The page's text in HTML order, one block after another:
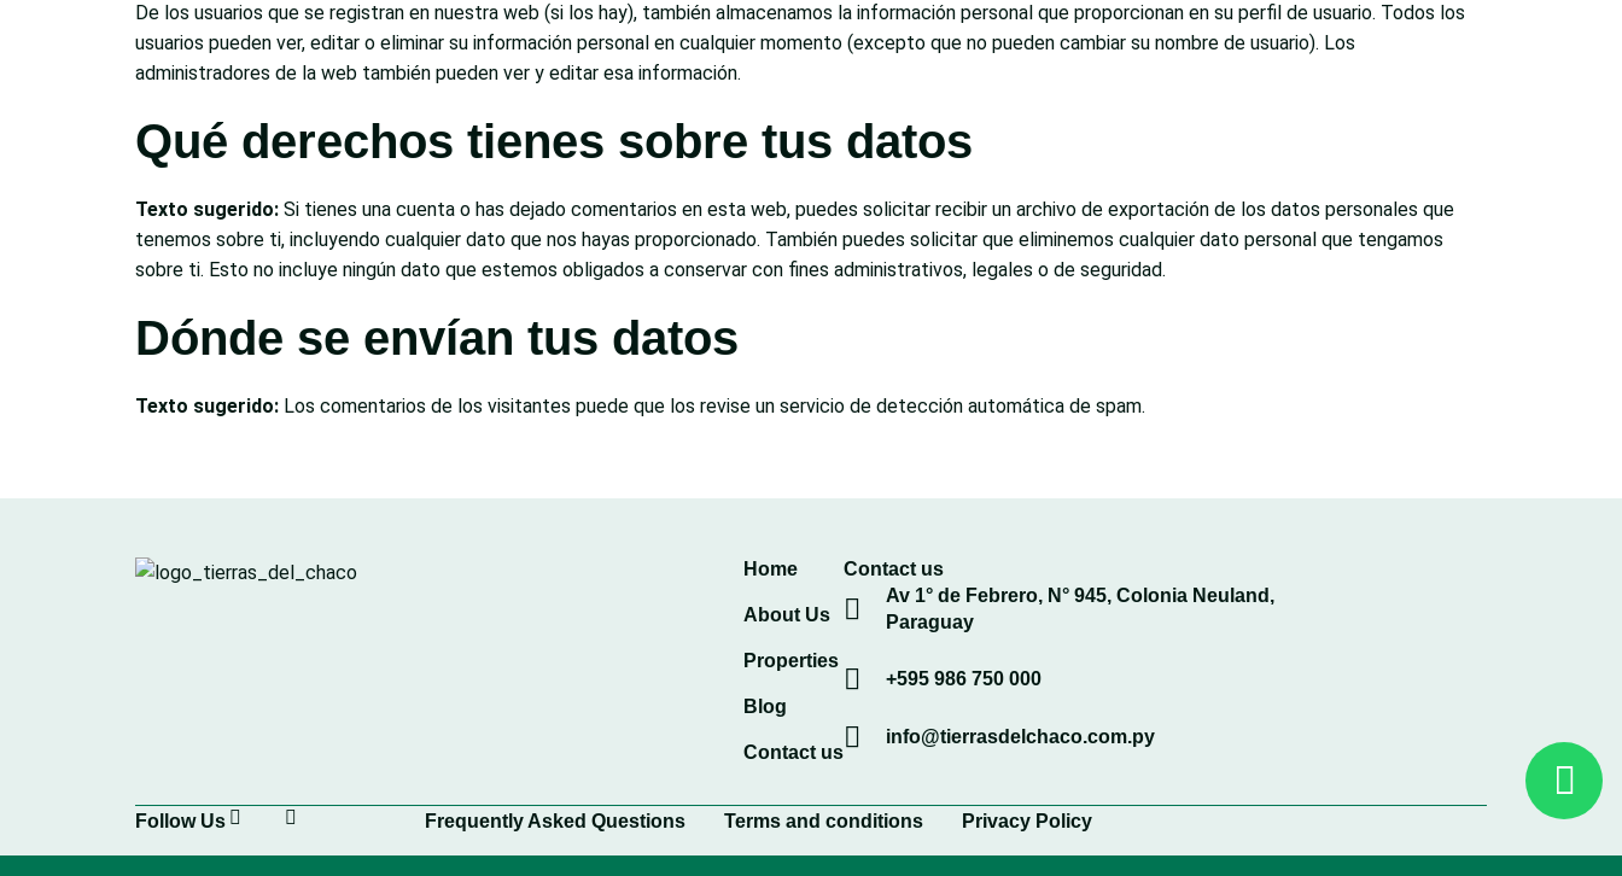
De los usuarios que se registran en nuestra web (si los hay), también almacenamos la información personal que proporcionan en su perfil de usuario. Todos los
usuarios pueden ver, editar o eliminar su información personal en cualquier momento (excepto que no pueden cambiar su nombre de usuario). Los
administradores de la web también pueden ver y editar esa información.
Qué derechos tienes sobre tus datos
Texto sugerido: Si tienes una cuenta o has dejado comentarios en esta web, puedes solicitar recibir un archivo de exportación de los datos personales que
tenemos sobre ti, incluyendo cualquier dato que nos hayas proporcionado. También puedes solicitar que eliminemos cualquier dato personal que tengamos
sobre ti. Esto no incluye ningún dato que estemos obligados a conservar con fines administrativos, legales o de seguridad.
Dónde se envían tus datos
Texto sugerido: Los comentarios de los visitantes puede que los revise un servicio de detección automática de spam.
Home
About Us
Properties
Blog
Contact us
Contact us
Av 1° de Febrero, N° 945, Colonia Neuland,
Paraguay
+595 986 750 000
info@tierrasdelchaco.com.py
Follow Us Frequently Asked Questions Terms and conditions Privacy Policy